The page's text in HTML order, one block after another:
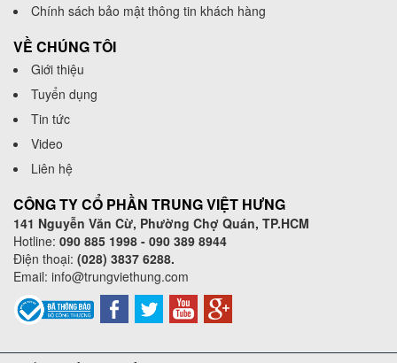
Chính sách bảo mật thông tin khách hàng
VỀ CHÚNG TÔI
Giới thiệu
Tuyển dụng
Tin tức
Video
Liên hệ
CÔNG TY CỔ PHẦN TRUNG VIỆT HƯNG
141 Nguyễn Văn Cừ, Phường Chợ Quán, TP.HCM
Hotline: 090 885 1998 - 090 389 8944
Điện thoại: (028) 3837 6288.
Email: info@trungviethung.com